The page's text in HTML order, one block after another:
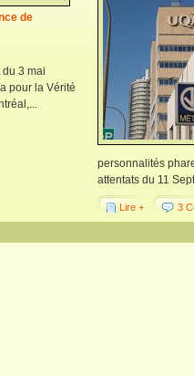
de
du 3 mai
pour la Vérité
personnalités
attentats du 11
Lire + 3